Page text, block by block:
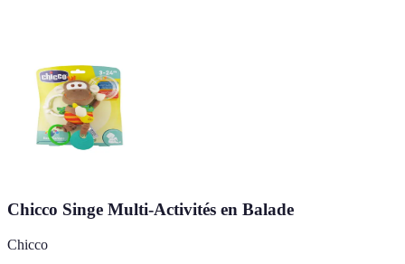
Chicco Singe Multi-Activités en Balade
Chicco